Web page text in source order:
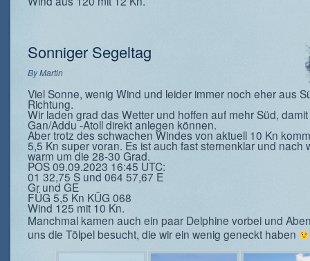
Sonniger Segeltag
ByMartin
Viel Sonne, wenig Wind und leider immer noch eher aus
Richtung.
Wir laden grad das Wetter und hoffen auf mehr Süd,
Gan/Addu -Atoll direkt anlegen können.
Aber trotz des schwachen Windes von aktuell 10 Kn
5,5 Kn super voran. Es ist auch fast sternenklar und nach
warm um die 28-30 Grad.
POS 09.09.2023 16:45 UTC:
01 32,75 S und 064 57,67 E
Gr und GE
FÜG 5,5 Kn KÜG 068
Wind 125 mit 10 Kn.
Manchmal kamen auch ein paar Delphine vorbei und
uns die Tölpel besucht, die wir ein wenig geneckt haben